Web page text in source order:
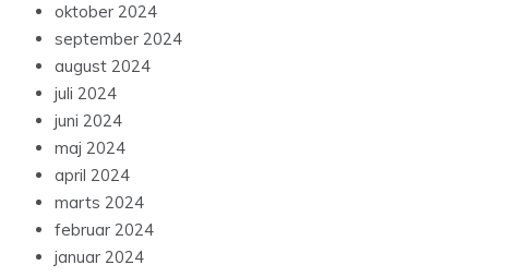
oktober 2024
september 2024
august 2024
juli 2024
juni 2024
maj 2024
april 2024
marts 2024
februar 2024
januar 2024